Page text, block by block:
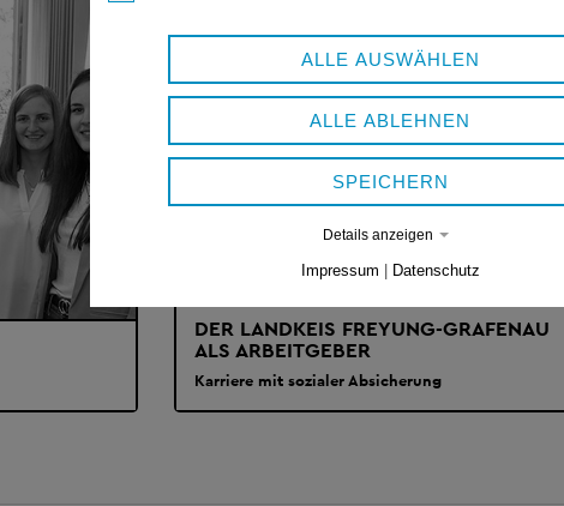
DER LANDKEIS FREYUNG-GRAFENAU
ALS ARBEITGEBER
Karriere mit sozialer Absicherung
ALLE AUSWÄHLEN
ALLE ABLEHNEN
SPEICHERN
Details anzeigen
Impressum Datenschutz